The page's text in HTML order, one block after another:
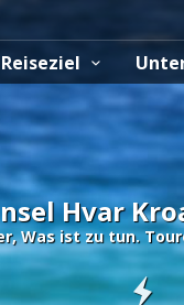
Reiseziel
Hvar
Was ist zu tun.